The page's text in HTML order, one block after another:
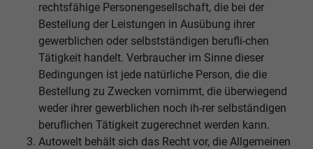
rechtsfähige Personengesellschaft, die bei der
Bestellung der Leistungen in Ausübung ihrer
gewerblichen oder selbstständigen berufli-chen
Tätigkeit handelt. Verbraucher im Sinne dieser
Bedingungen ist jede natürliche Person, die die
Bestellung zu Zwecken vornimmt, die überwiegend
weder ihrer gewerblichen noch ih-rer selbständigen
beruflichen Tätigkeit zugerechnet werden kann.
Autowelt behält sich das Recht vor, die Allgemeinen